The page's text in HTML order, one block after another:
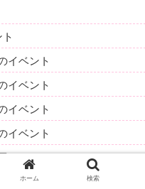
イベント
イベント
イベント
イベント
ホーム 検索